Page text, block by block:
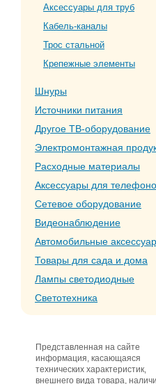
Аксессуары для труб
Кабель-каналы
Трос стальной
Крепежные элементы
Шнуры
Источники питания
Другое ТВ-оборудование
Электромонтажная
Расходные материалы
Аксессуары для
Сетевое оборудование
Видеонаблюдение
Автомобильные
Товары для сада и дома
Лампы светодиодные
Светотехника
Представленная на сайте
информация, касающаяся
технических характеристик,
внешнего вида товара,